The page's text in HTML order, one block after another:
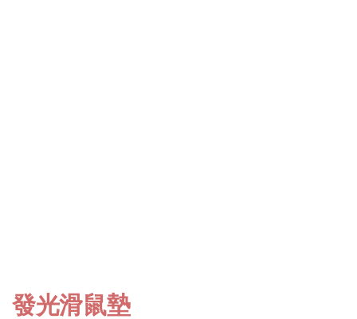
發光滑鼠墊